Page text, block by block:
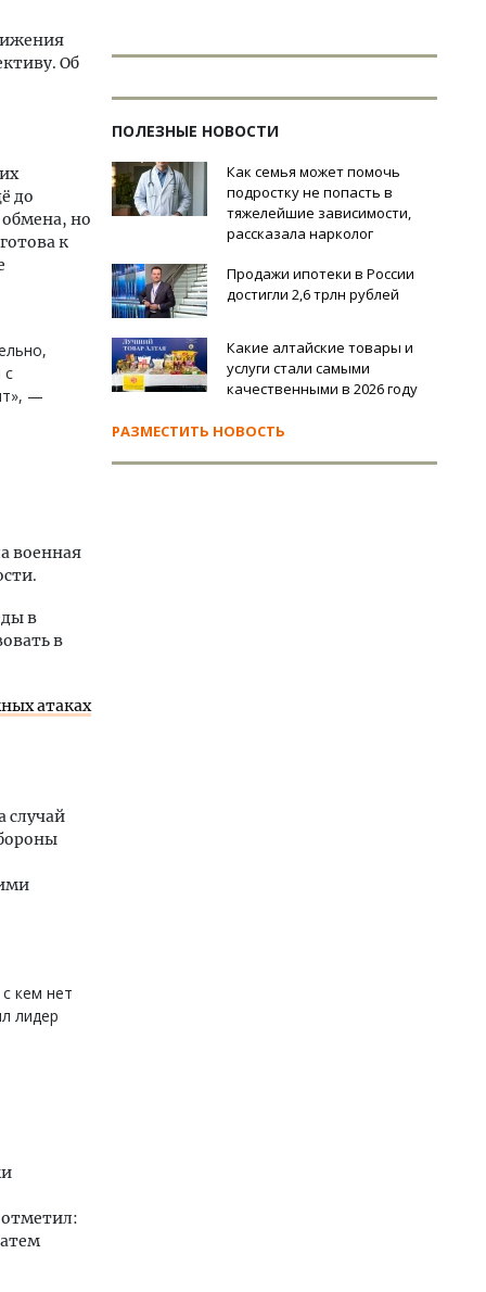
Об
до
но
к
с
—
военная
в
в
атаках
случай
кем нет
лидер
ПОЛЕЗНЫЕ НОВОСТИ
Как семья может помочь
подростку не попасть в
тяжелейшие зависимости,
рассказала нарколог
Продажи ипотеки в России
достигли 2,6 трлн рублей
Какие алтайские товары и
услуги стали самыми
качественными в 2026 году
РАЗМЕСТИТЬ НОВОСТЬ